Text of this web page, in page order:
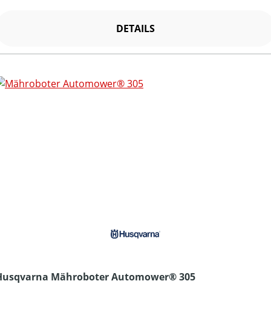
DETAILS
Mähroboter Automower® 305